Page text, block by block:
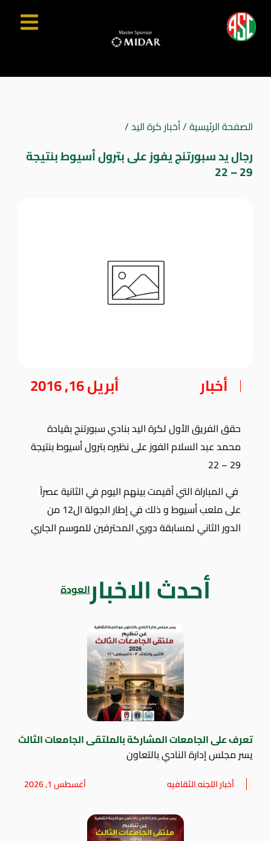
الصفحة الرئيسية/أخبار كرة اليد/
رجال يد سبورتنج يفوز على بترول أسيوط بنتيجة
29 – 22
أخبار أبريل 16, 2016
حقق الفريق الأول لكرة اليد بنادي سبورتنج بقيادة
محمد عبد السلام الفوز على نظيره بترول أسيوط بنتيجة
29 – 22
في المباراة التي أقيمت بينهم اليوم في الثانية عصراً
على ملعب أسيوط و ذلك في إطار الجولة ال12 من
الدور الثاني لمسابقة دوري المحترفين للموسم الجاري
أحدث الاخبارالعودة
تعرف على الجامعات المشاركة بالملتقى الجامعات الثالث
يسر مجلس إدارة النادي بالتعاون
أخبار اللجنه الثقافيه أغسطس 1, 2026